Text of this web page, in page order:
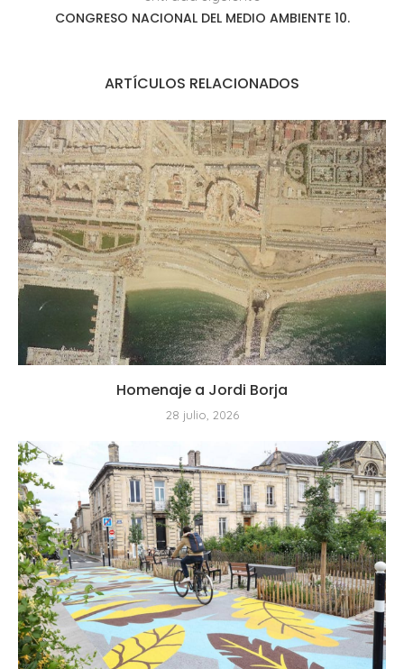
CONGRESO NACIONAL DEL MEDIO AMBIENTE 10.
ARTÍCULOS RELACIONADOS
Homenaje a Jordi Borja
28 julio, 2026